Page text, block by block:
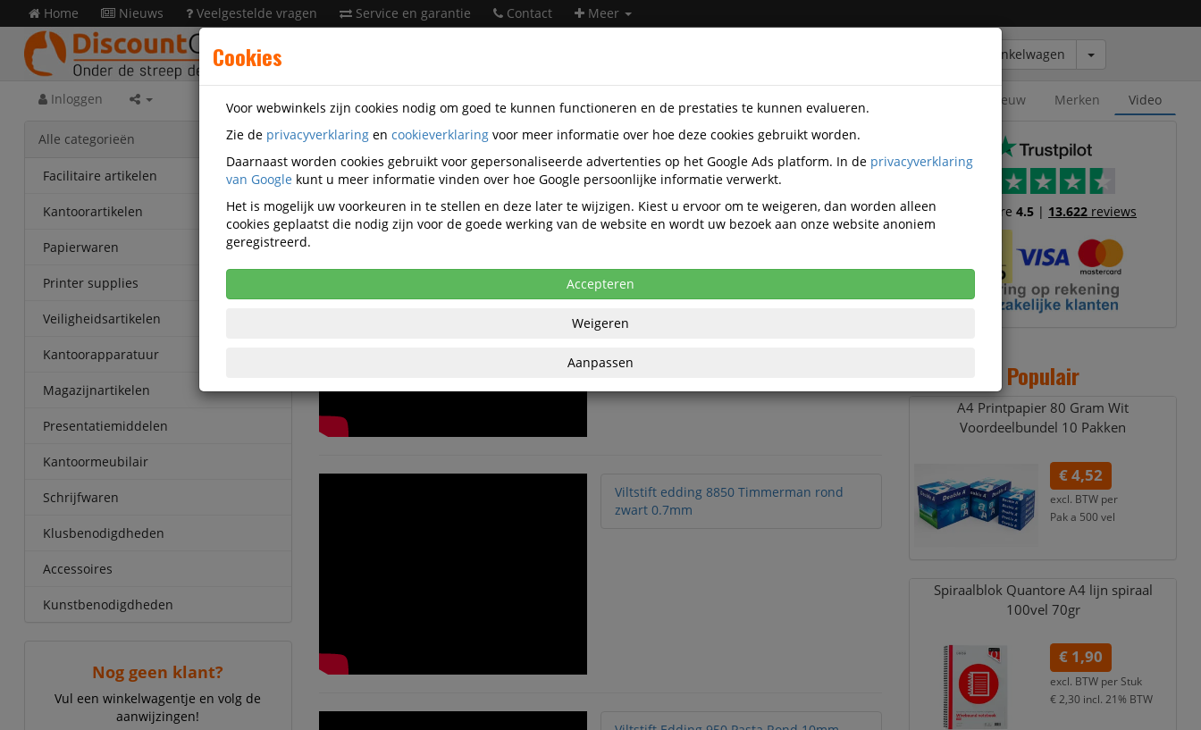
Winkelwagen
Home Nieuws Veelgestelde vragen Service en garantie Contact Meer
Inloggen Nieuw Merken Video
Alle categorieën
Facilitaire artikelen
Kantoorartikelen
Papierwaren
Printer supplies
Veiligheidsartikelen
Kantoorapparatuur
Magazijnartikelen
Presentatiemiddelen
Kantoormeubilair
Schrijfwaren
Klusbenodigdheden
Accessoires
Kunstbenodigdheden
Nog geen klant?
Vul een winkelwagentje en volg de
aanwijzingen!
Viltstiften Video's
Alle video's
Zwart
zwart
Viltstift edding 8850 Timmerman rond
zwart 0.7mm
Trustscore4.5 | 13.622 reviews
Populair
A4 Printpapier 80 Gram Wit
Voordeelbundel 10 Pakken
€ 4,52
excl. BTW per
Pak a 500 vel
Spiraalblok Quantore A4 lijn spiraal
100vel 70gr
€ 1,90
excl. BTW per Stuk
€ 2,30 incl. 21% BTW
Cookies
Voor webwinkels zijn cookies nodig om goed te kunnen functioneren en de prestaties te kunnen evalueren.
Zie de privacyverklaring en cookieverklaring voor meer informatie over hoe deze cookies gebruikt worden.
Daarnaast worden cookies gebruikt voor gepersonaliseerde advertenties op het Google Ads platform. In de privacyverklaring
van Google kunt u meer informatie vinden over hoe Google persoonlijke informatie verwerkt.
Het is mogelijk uw voorkeuren in te stellen en deze later te wijzigen. Kiest u ervoor om te weigeren, dan worden alleen
cookies geplaatst die nodig zijn voor de goede werking van de website en wordt uw bezoek aan onze website anoniem
geregistreerd.
Accepteren
Weigeren
Aanpassen